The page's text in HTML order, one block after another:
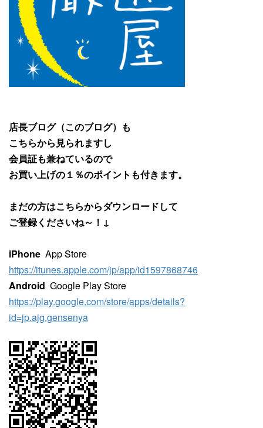
店長ブログ（このブログ）も
こちらから見られますし
会員証も兼ねているので
お買い上げの１％のポイントも付きます。
まだの方はこちらからダウンロードして
ご登録くださいね～！↓
iPhone App Store
https://itunes.apple.com/jp/app/id1597868746
Android Google Play Store
https://play.google.com/store/apps/details?
id=jp.ajg.gensenya